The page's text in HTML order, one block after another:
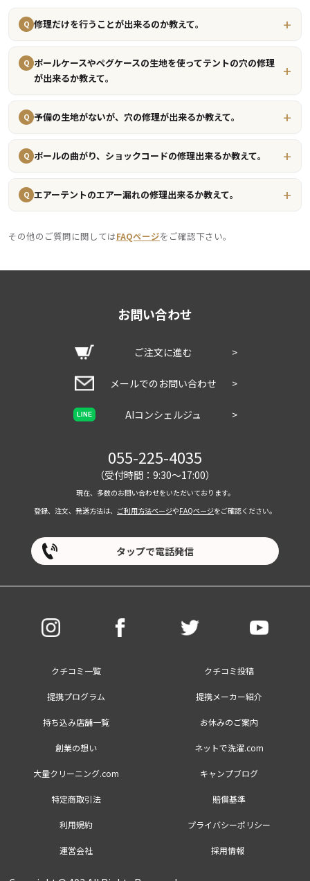
シェルター 8畳 30,580円 ゼクーM
シェルター 10畳 33,660円 タフスクリーン２ルームハウスMDX
シェルター 11畳 35,200円
リビングシェル,エルフィールド,カマボ
リビングシェルロング,トンネル2ルーム
Q 修理だけを行うことが出来るのか教えて。
Q ポールケースやペグケースの生地を使ってテントの穴の修理
が出来るか教えて。
Q 予備の生地がないが、穴の修理が出来るか教えて。
Q ポールの曲がり、ショックコードの修理出来るか教えて。
Q エアーテントのエアー漏れの修理出来るか教えて。
その他のご質問に関してはFAQページをご確認下さい。
お問い合わせ
ご注文に進む >
メールでのお問い合わせ >
LINE AIコンシェルジュ >
055-225-4035
（受付時間：9:30～17:00）
現在、多数のお問い合わせをいただいております。
登録、注文、発送方法は、 ご利用方法ページやFAQページをご確認ください。
タップで電話発信
クチコミ一覧 クチコミ投稿
提携プログラム 提携メーカー紹介
持ち込み店舗一覧 お休みのご案内
創業の想い ネットで洗濯.com
大量クリーニング.com キャンプブログ
特定商取引法 賠償基準
利用規約 プライバシーポリシー
運営会社 採用情報